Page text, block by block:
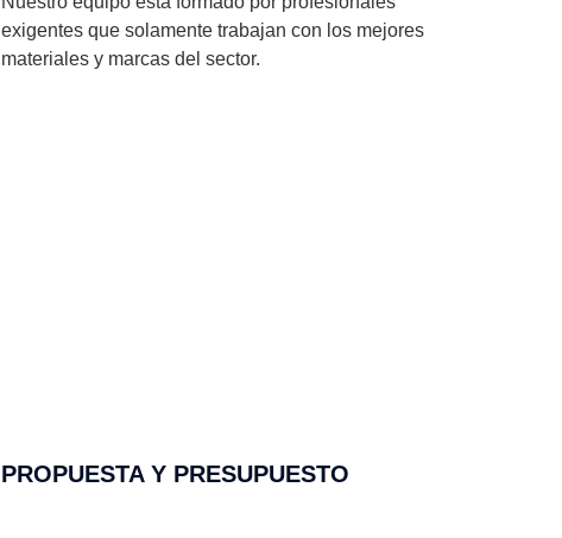
exigentes que solamente trabajan con los mejores
materiales y marcas del sector.
PROPUESTA Y PRESUPUESTO